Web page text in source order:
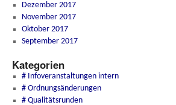
Dezember 2017
November 2017
Oktober 2017
September 2017
Kategorien
# Infoveranstaltungen intern
# Ordnungsänderungen
# Qualitätsrunden